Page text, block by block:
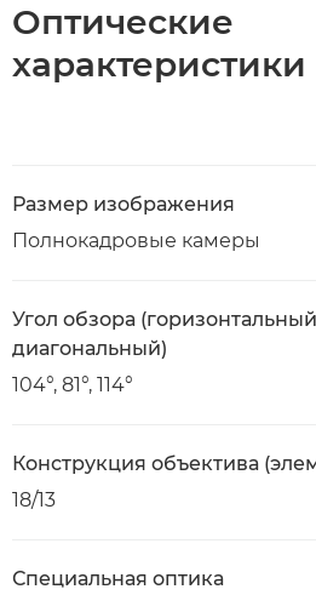
Оптические
характеристики
Размер изображения
Полнокадровые камеры
Угол обзора
диагональный)
104°, 81°, 114°
Конструкция объектива
18/13
Специальная оптика